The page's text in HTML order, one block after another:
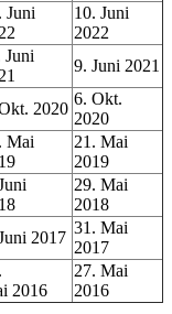
Juni
10. Juni
2022
Juni
9. Juni 2021
2020
6. Okt.
2020
Mai
21. Mai
2019
29. Mai
2018
2017
31. Mai
2017
2016
27. Mai
2016